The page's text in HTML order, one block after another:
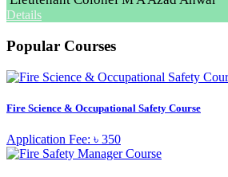
Details
Popular Courses
Fire Science & Occupational Safety Course
Application Fee: ৳ 350